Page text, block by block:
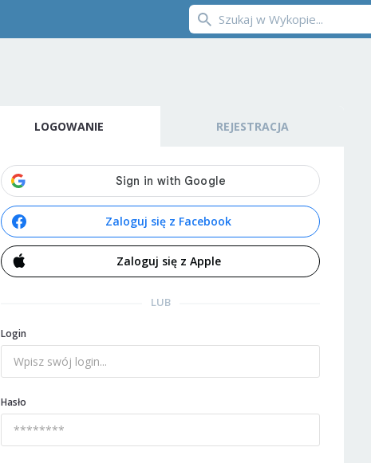
LOGOWANIE REJESTRACJA
Zaloguj się z Facebook
Zaloguj się z Apple
LUB
Login
Hasło